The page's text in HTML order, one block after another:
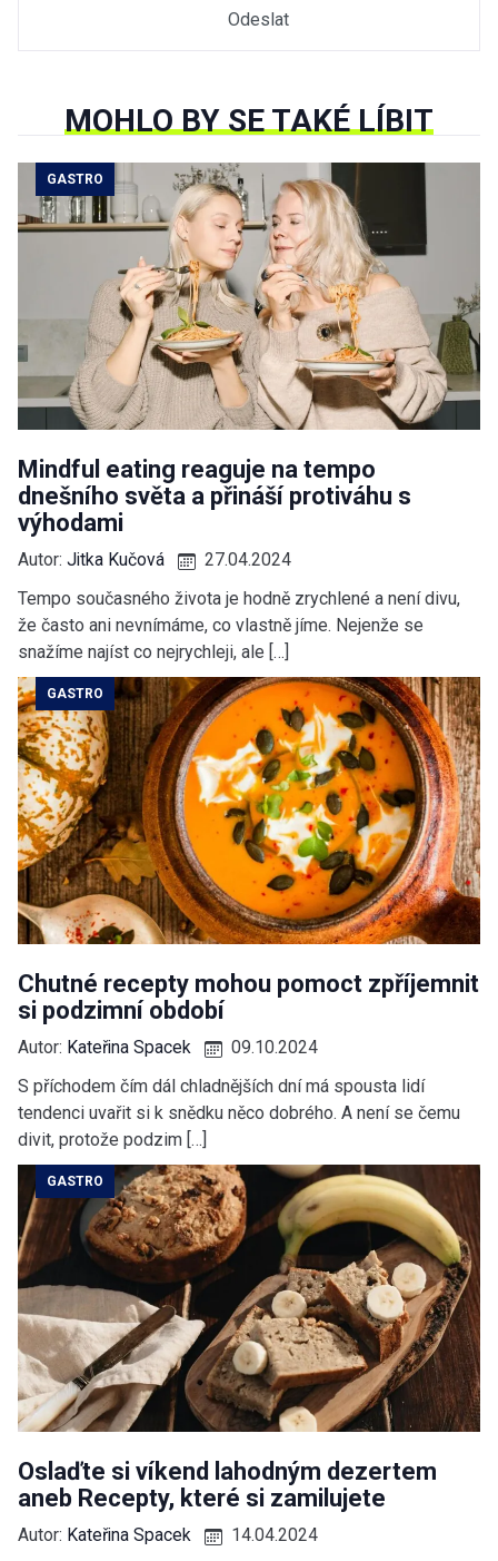
MOHLO BY SE TAKÉ LÍBIT
GASTRO
Mindful eating reaguje na tempo
dnešního světa a přináší protiváhu s
výhodami
Autor: Jitka Kučová
27.04.2024
Tempo současného života je hodně zrychlené a není divu,
že často ani nevnímáme, co vlastně jíme. Nejenže se
snažíme najíst co nejrychleji, ale […]
GASTRO
Chutné recepty mohou pomoct zpříjemnit
si podzimní období
Autor: Kateřina Spacek
09.10.2024
S příchodem čím dál chladnějších dní má spousta lidí
tendenci uvařit si k snědku něco dobrého. A není se čemu
divit, protože podzim […]
GASTRO
Oslaďte si víkend lahodným dezertem
aneb Recepty, které si zamilujete
Autor: Kateřina Spacek
14.04.2024